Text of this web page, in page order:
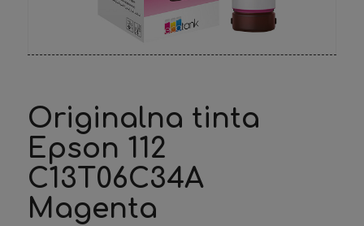
Originalna tinta
Epson 112
C13T06C34A
Magenta